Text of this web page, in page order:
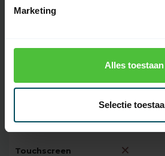
Marketing
Alles toestaan
Selectie
Oplaadbare
35 meter
Touchscreen